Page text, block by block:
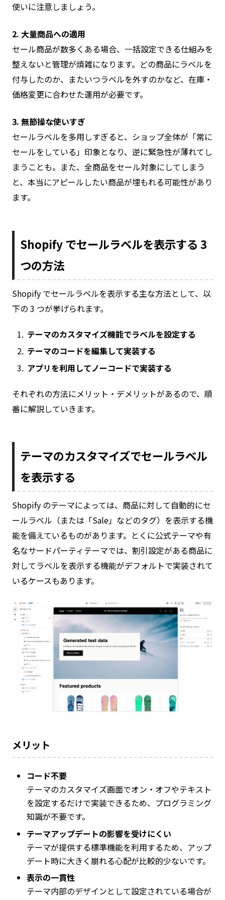
使いに注意しましょう。
2. 大量商品への適用
セール商品が数多くある場合、一括設定できる仕組みを
整えないと管理が煩雑になります。どの商品にラベルを
付与したのか、またいつラベルを外すのかなど、在庫・
価格変更に合わせた運用が必要です。
3. 無節操な使いすぎ
セールラベルを多用しすぎると、ショップ全体が「常に
セールをしている」印象となり、逆に緊急性が薄れてし
まうことも。また、全商品をセール対象にしてしまう
と、本当にアピールしたい商品が埋もれる可能性があり
ます。
Shopify でセールラベルを表示する 3
つの方法
Shopify でセールラベルを表示する主な方法として、以
下の 3 つが挙げられます。
テーマのカスタマイズ機能でラベルを設定する
テーマのコードを編集して実装する
アプリを利用してノーコードで実装する
それぞれの方法にメリット・デメリットがあるので、順
番に解説していきます。
テーマのカスタマイズでセールラベル
を表示する
Shopify のテーマによっては、商品に対して自動的にセ
ールラベル（または「Sale」などのタグ）を表示する機
能を備えているものがあります。とくに公式テーマや有
名なサードパーティテーマでは、割引設定がある商品に
対してラベルを表示する機能がデフォルトで実装されて
いるケースもあります。
メリット
コード不要
テーマのカスタマイズ画面でオン・オフやテキスト
を設定するだけで実装できるため、プログラミング
知識が不要です。
テーマアップデートの影響を受けにくい
テーマが提供する標準機能を利用するため、アップ
デート時に大きく崩れる心配が比較的少ないです。
表示の一貫性
テーマ内部のデザインとして設定されている場合が